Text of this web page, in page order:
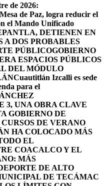
de 2026:
de Paz, logra reducir el
el Mando Unificado
​DETIENEN EN
A DOS PROBABLES
PÚBLICOGOBIERNO
ESPACIOS PÚBLICOS
DEL MÓDULO
Cuautitlán Izcalli es sede
para el
3, UNA OBRA CLAVE
GOBIERNO DE
DE VERANO
HA COLOCADO MÁS
EL
COACALCO Y EL
MÁS
DE ALTO
DE TECÁMAC